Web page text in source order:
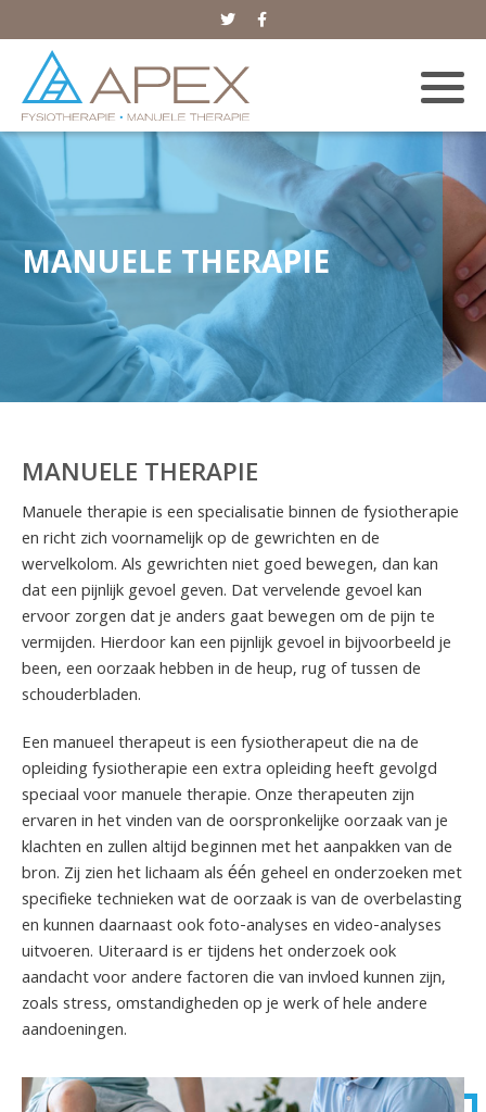
MANUELE THERAPIE
MANUELE THERAPIE
Manuele therapie is een specialisatie binnen de fysiotherapie
en richt zich voornamelijk op de gewrichten en de
wervelkolom. Als gewrichten niet goed bewegen, dan kan
dat een pijnlijk gevoel geven. Dat vervelende gevoel kan
ervoor zorgen dat je anders gaat bewegen om de pijn te
vermijden. Hierdoor kan een pijnlijk gevoel in bijvoorbeeld je
been, een oorzaak hebben in de heup, rug of tussen de
schouderbladen.
Een manueel therapeut is een fysiotherapeut die na de
opleiding fysiotherapie een extra opleiding heeft gevolgd
speciaal voor manuele therapie. Onze therapeuten zijn
ervaren in het vinden van de oorspronkelijke oorzaak van je
klachten en zullen altijd beginnen met het aanpakken van de
bron. Zij zien het lichaam als één geheel en onderzoeken met
specifieke technieken wat de oorzaak is van de overbelasting
en kunnen daarnaast ook foto-analyses en video-analyses
uitvoeren. Uiteraard is er tijdens het onderzoek ook
aandacht voor andere factoren die van invloed kunnen zijn,
zoals stress, omstandigheden op je werk of hele andere
aandoeningen.